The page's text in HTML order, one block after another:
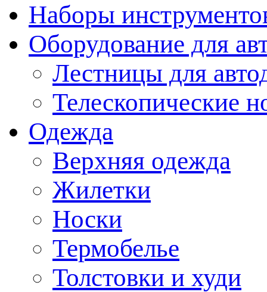
Наборы
Оборудование для
Лестницы для
Телескопические
Одежда
Верхняя одежда
Жилетки
Носки
Термобелье
Толстовки и худи